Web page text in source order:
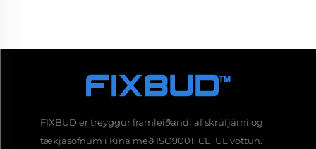
FIXBUD er treyggur framleiðandi af skrúfjárni og
tækjasöfnum í Kína með ISO9001, CE, UL vottun.